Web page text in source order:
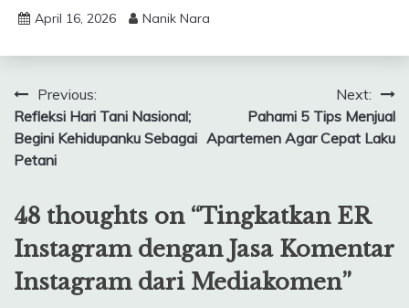
April 16, 2026 Nanik Nara
Post
navigation
Previous:
Refleksi Hari Tani Nasional;
Begini Kehidupanku Sebagai
Petani
Next:
Pahami 5 Tips Menjual
Apartemen Agar Cepat Laku
48 thoughts on “Tingkatkan ER
Instagram dengan Jasa Komentar
Instagram dari Mediakomen”